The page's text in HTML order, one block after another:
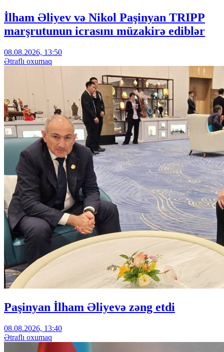
İlham Əliyev və Nikol Paşinyan TRIPP
marşrutunun icrasını müzakirə ediblər
08.08.2026, 13:50
Ətraflı oxumaq
Paşinyan İlham Əliyevə zəng etdi
08.08.2026, 13:40
Ətraflı oxumaq